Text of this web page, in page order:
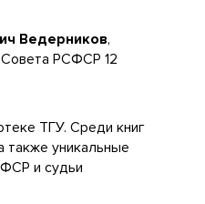
Ведерников,
Совета РСФСР 12
ТГУ. Среди книг
также уникальные
и судьи